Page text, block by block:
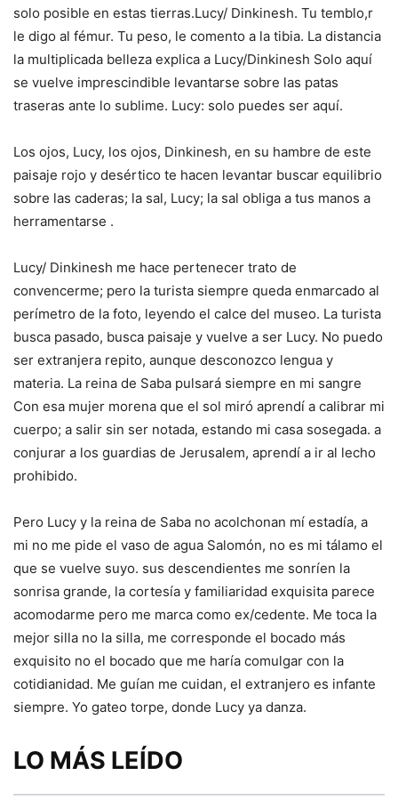
solo posible en estas tierras.Lucy/ Dinkinesh. Tu temblo,r
le digo al fémur. Tu peso, le comento a la tibia. La distancia
la multiplicada belleza explica a Lucy/Dinkinesh Solo aquí
se vuelve imprescindible levantarse sobre las patas
traseras ante lo sublime. Lucy: solo puedes ser aquí.
Los ojos, Lucy, los ojos, Dinkinesh, en su hambre de este
paisaje rojo y desértico te hacen levantar buscar equilibrio
sobre las caderas; la sal, Lucy; la sal obliga a tus manos a
herramentarse .
Lucy/ Dinkinesh me hace pertenecer trato de
convencerme; pero la turista siempre queda enmarcado al
perímetro de la foto, leyendo el calce del museo. La turista
busca pasado, busca paisaje y vuelve a ser Lucy. No puedo
ser extranjera repito, aunque desconozco lengua y
materia. La reina de Saba pulsará siempre en mi sangre
Con esa mujer morena que el sol miró aprendí a calibrar mi
cuerpo; a salir sin ser notada, estando mi casa sosegada. a
conjurar a los guardias de Jerusalem, aprendí a ir al lecho
prohibido.
Pero Lucy y la reina de Saba no acolchonan mí estadía, a
mi no me pide el vaso de agua Salomón, no es mi tálamo el
que se vuelve suyo. sus descendientes me sonríen la
sonrisa grande, la cortesía y familiaridad exquisita parece
acomodarme pero me marca como ex/cedente. Me toca la
mejor silla no la silla, me corresponde el bocado más
exquisito no el bocado que me haría comulgar con la
cotidianidad. Me guían me cuidan, el extranjero es infante
siempre. Yo gateo torpe, donde Lucy ya danza.
LO MÁS LEÍDO